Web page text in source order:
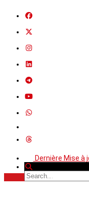
Dernière Mise à
Dernière